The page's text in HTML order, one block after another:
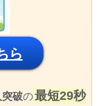
ら
破の最短29秒